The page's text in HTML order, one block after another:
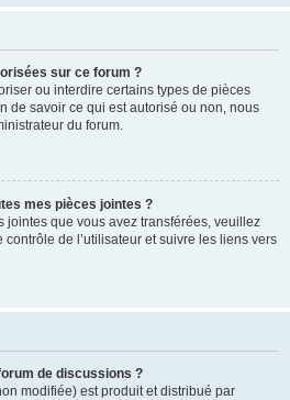
sur ce forum ?
ou interdire certains types de pièces
de savoir ce qui est autorisé ou non, nous
du forum.
mes pièces jointes ?
jointes que vous avez transférées, veuillez
de l’utilisateur et suivre les liens vers
de discussions ?
modifiée) est produit et distribué par